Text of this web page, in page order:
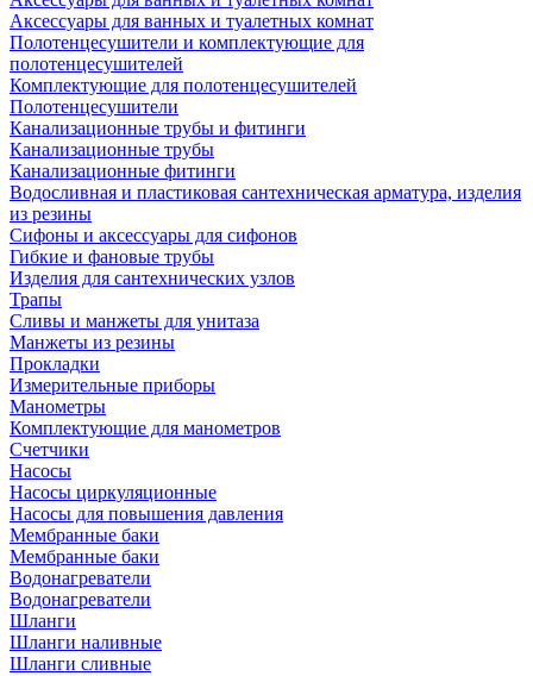
Аксессуары для ванных и туалетных комнат
Полотенцесушители и комплектующие для
полотенцесушителей
Комплектующие для полотенцесушителей
Полотенцесушители
Канализационные трубы и фитинги
Канализационные трубы
Канализационные фитинги
Водосливная и пластиковая сантехническая арматура, изделия
из резины
Сифоны и аксессуары для сифонов
Гибкие и фановые трубы
Изделия для сантехнических узлов
Трапы
Сливы и манжеты для унитаза
Манжеты из резины
Прокладки
Измерительные приборы
Манометры
Комплектующие для манометров
Счетчики
Насосы
Насосы циркуляционные
Насосы для повышения давления
Мембранные баки
Мембранные баки
Водонагреватели
Водонагреватели
Шланги
Шланги наливные
Шланги сливные